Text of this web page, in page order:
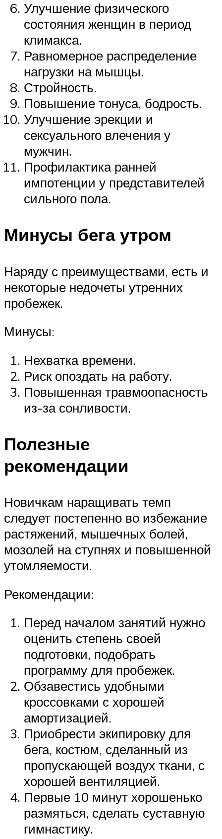
Улучшение физического
состояния женщин в период
климакса.
Равномерное распределение
нагрузки на мышцы.
Стройность.
Повышение тонуса, бодрость.
Улучшение эрекции и
сексуального влечения у
мужчин.
Профилактика ранней
импотенции у представителей
сильного пола.
Минусы бега утром
Наряду с преимуществами, есть и
некоторые недочеты утренних
пробежек.
Минусы:
Нехватка времени.
Риск опоздать на работу.
Повышенная травмоопасность
из-за сонливости.
Полезные
рекомендации
Новичкам наращивать темп
следует постепенно во избежание
растяжений, мышечных болей,
мозолей на ступнях и повышенной
утомляемости.
Рекомендации:
Перед началом занятий нужно
оценить степень своей
подготовки, подобрать
программу для пробежек.
Обзавестись удобными
кроссовками с хорошей
амортизацией.
Приобрести экипировку для
бега, костюм, сделанный из
пропускающей воздух ткани, с
хорошей вентиляцией.
Первые 10 минут хорошенько
размяться, сделать суставную
гимнастику.